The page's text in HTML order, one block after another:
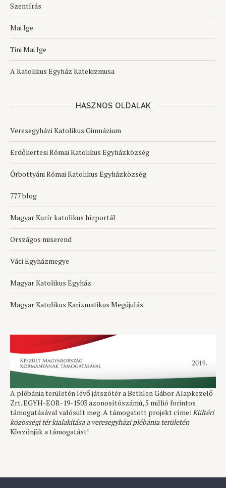
Szentírás
Mai Ige
Tini Mai Ige
A Katolikus Egyház Katekizmusa
HASZNOS OLDALAK
Veresegyházi Katolikus Gimnázium
Erdőkertesi Római Katolikus Egyházközség
Őrbottyáni Római Katolikus Egyházközség
777 blog
Magyar Kurír katolikus hírportál
Országos miserend
Váci Egyházmegye
Magyar Katolikus Egyház
Magyar Katolikus Karizmatikus Megújulás
A plébánia területén lévő játszótér a Bethlen Gábor Alapkezelő
Zrt. EGYH-EOR-19-1503 azonosítószámú, 5 millió forintos
támogatásával valósult meg. A támogatott projekt címe: Kültéri
közösségi tér kialakítása a veresegyházi plébánia területén
Köszönjük a támogatást!